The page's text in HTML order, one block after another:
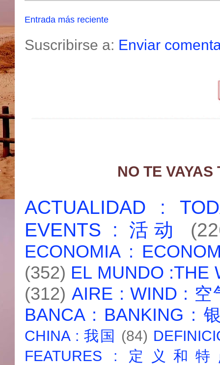
Entrada más reciente
Suscribirse a: Enviar
NO TE
ACTUALIDAD :
EVENTS : 活动
ECONOMIA :
(352) EL MUNDO :THE
(312) AIRE : WIND : 空
BANCA : BANKING :
CHINA : 我国 (84)
FEATURES : 定义和